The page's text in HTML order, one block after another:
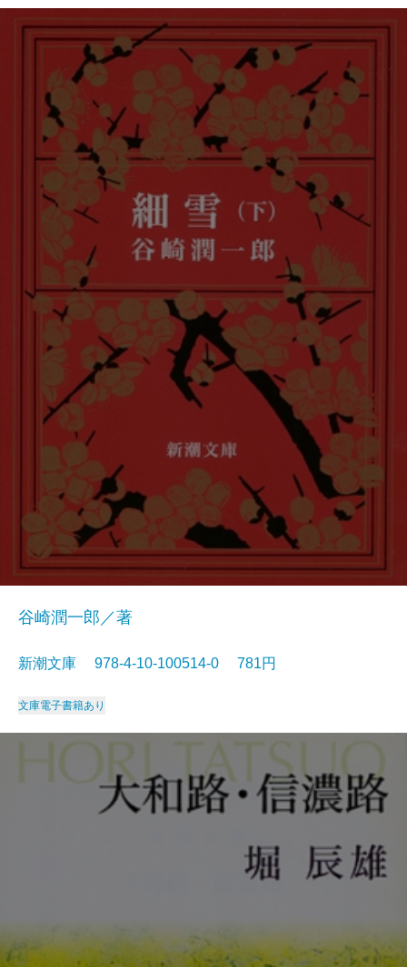
谷崎潤一郎／著
新潮文庫 978-4-10-100514-0 781円
文庫電子書籍あり